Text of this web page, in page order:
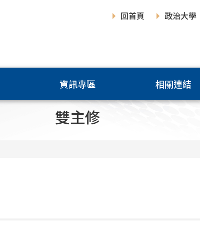
回首頁
政治大學
資訊專區 相關連結
雙主修